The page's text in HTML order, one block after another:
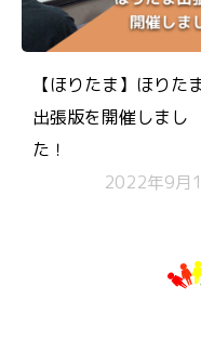
【ほりたま】ほりた
出張版を開催しまし
た！
2022年9月